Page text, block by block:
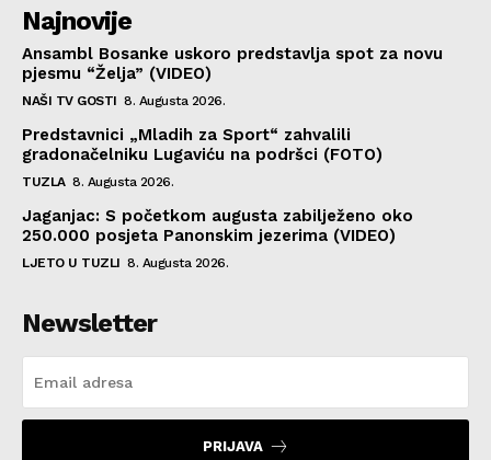
Najnovije
Ansambl Bosanke uskoro predstavlja spot za novu
pjesmu “Želja” (VIDEO)
NAŠI TV GOSTI 8. Augusta 2026.
Predstavnici „Mladih za Sport“ zahvalili
gradonačelniku Lugaviću na podršci (FOTO)
TUZLA 8. Augusta 2026.
Jaganjac: S početkom augusta zabilježeno oko
250.000 posjeta Panonskim jezerima (VIDEO)
LJETO U TUZLI 8. Augusta 2026.
Newsletter
PRIJAVA